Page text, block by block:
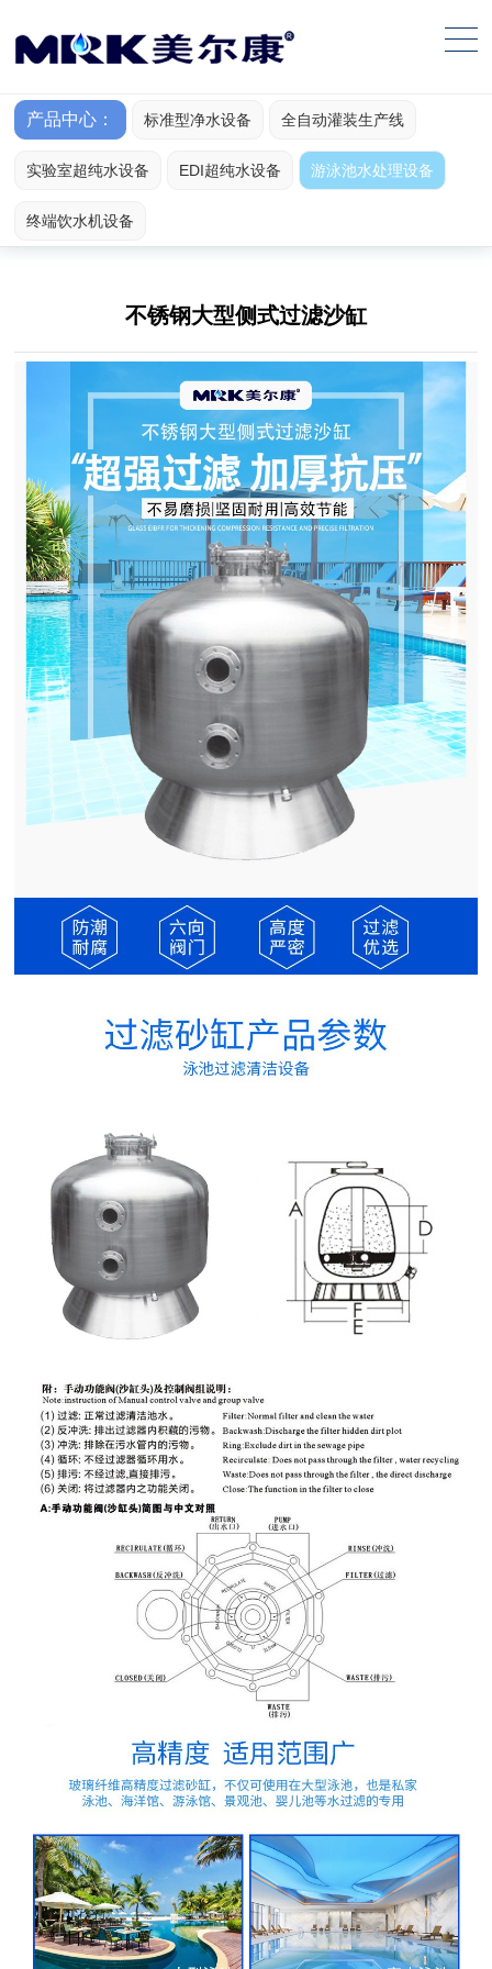
产品中心： 标准型净水设备 全自动灌装生产线
实验室超纯水设备 EDI超纯水设备 游泳池水处理设备
终端饮水机设备
不锈钢大型侧式过滤沙缸